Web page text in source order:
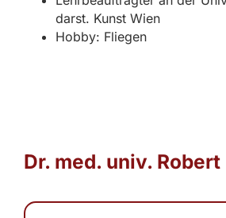
darst. Kunst Wien
Hobby: Fliegen
Dr. med. univ.